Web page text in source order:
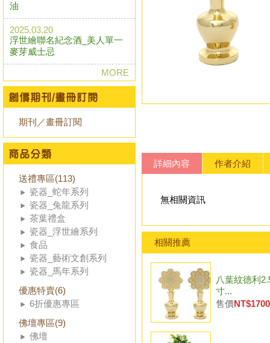
油
2025.03.20
浮世繪聯名紀念酒_美人單一
麥芽威士忌
MORE
期刊／畫冊訂閱
送禮專區(113)
瓷器_蛇年系列
瓷器_兔龍系列
茶葉禮盒
瓷器_浮世繪系列
食品
瓷器_藝術文創系列
瓷器_馬年系列
優惠特賣(6)
6折優惠專區
佛壇專區(9)
佛壇
詳細內容 作者介紹
無相關資訊
相關推薦
八葉紋德利
寸...
售價NT$1700